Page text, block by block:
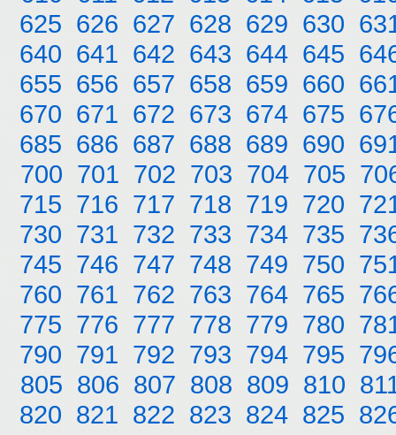
625 626 627 628 629 630
640 641 642 643 644 645
655 656 657 658 659 660
670 671 672 673 674 675
685 686 687 688 689 690
700 701 702 703 704 705
715 716 717 718 719 720
730 731 732 733 734 735
745 746 747 748 749 750
760 761 762 763 764 765
775 776 777 778 779 780
790 791 792 793 794 795
805 806 807 808 809 810
820 821 822 823 824 825